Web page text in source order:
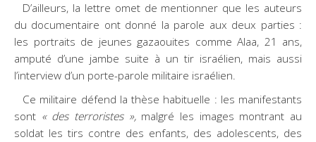
D’ailleurs, la lettre omet de mentionner que les auteurs
du documentaire ont donné la parole aux deux parties :
les portraits de jeunes gazaouites comme Alaa, 21 ans,
amputé d’une jambe suite à un tir israélien, mais aussi
l’interview d’un porte-parole militaire israélien.
Ce militaire défend la thèse habituelle : les manifestants
sont « des terroristes »,malgré les images montrant au
soldat les tirs contre des enfants, des adolescents, des